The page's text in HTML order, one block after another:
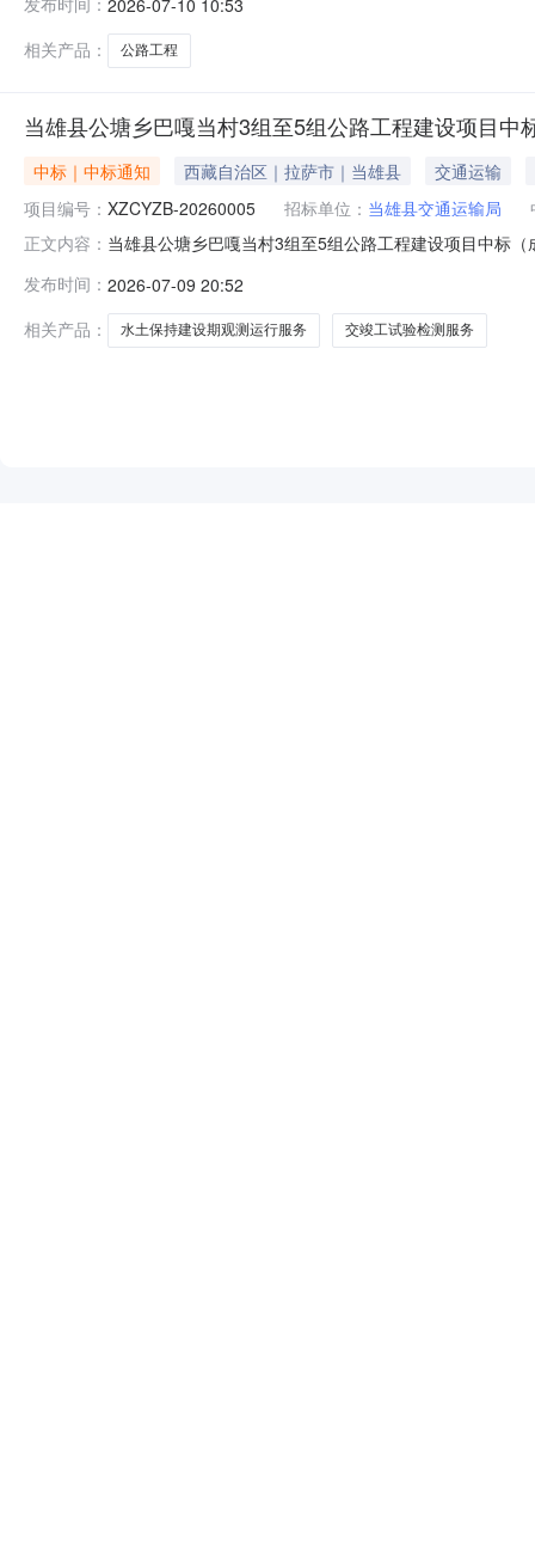
编号：S1407003401016952001），经评标委员会评审
相关产品：
公路工程
当雄县公塘乡巴嘎当村3组至5组公路工程建设项目中
中标｜中标通知 西藏自治区｜拉萨市｜当雄县
交通运输
项目编号： XZCYZB-20260005 招标单位： 当雄县交通运输局
正文内容： 当雄县公塘乡巴嘎当村3组至5组公路工程建设项目中标
址：中国（四川）自由贸易试验区成都高新区世纪城路
发布时间： 2026-07-09 20:52
相关产品：
水土保持建设期观测运行服务 交竣工试验检测服务